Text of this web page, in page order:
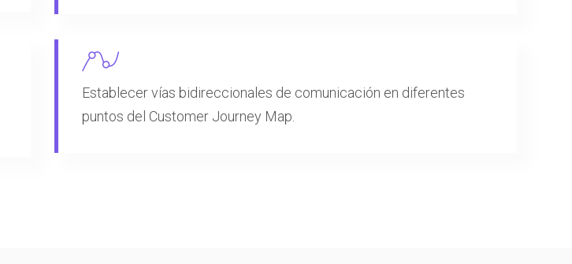
Establecer vías bidireccionales de comunicación en diferentes
puntos del Customer Journey Map.